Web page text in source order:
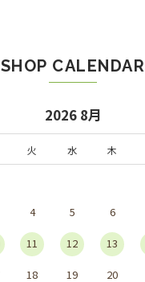
SHOP CALENDAR
2026 8月
火 水 木
4 5 6
11 12 13
18 19 20